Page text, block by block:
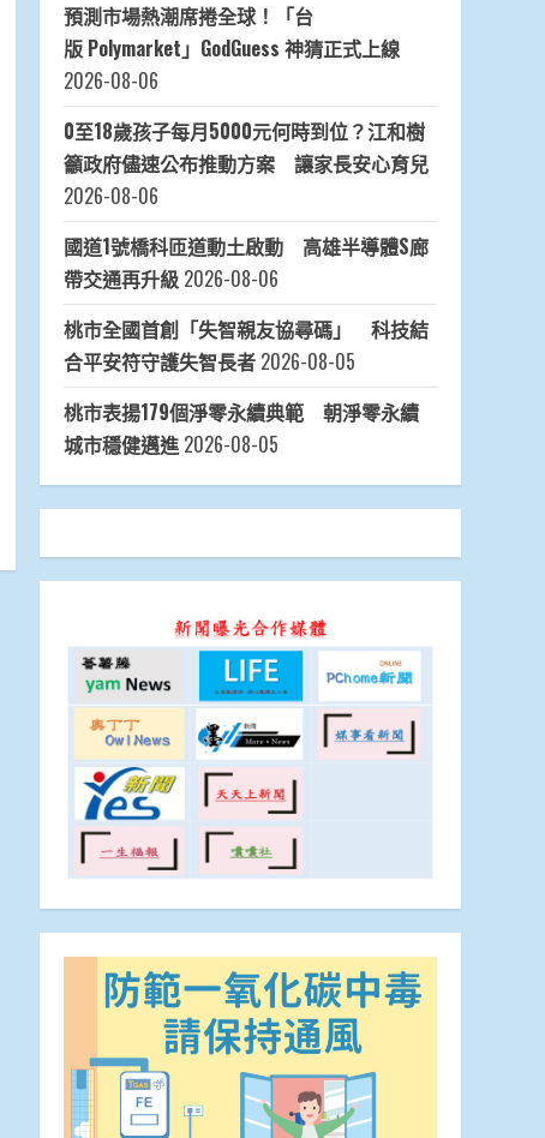
預測市場熱潮席捲全球！「台
版 Polymarket」GodGuess 神猜正式上線
2026-08-06
0至18歲孩子每月5000元何時到位？江和樹
籲政府儘速公布推動方案 讓家長安心育兒
2026-08-06
國道1號橋科匝道動土啟動 高雄半導體S廊
帶交通再升級 2026-08-06
桃市全國首創「失智親友協尋碼」 科技結
合平安符守護失智長者 2026-08-05
桃市表揚179個淨零永續典範 朝淨零永續
城市穩健邁進 2026-08-05